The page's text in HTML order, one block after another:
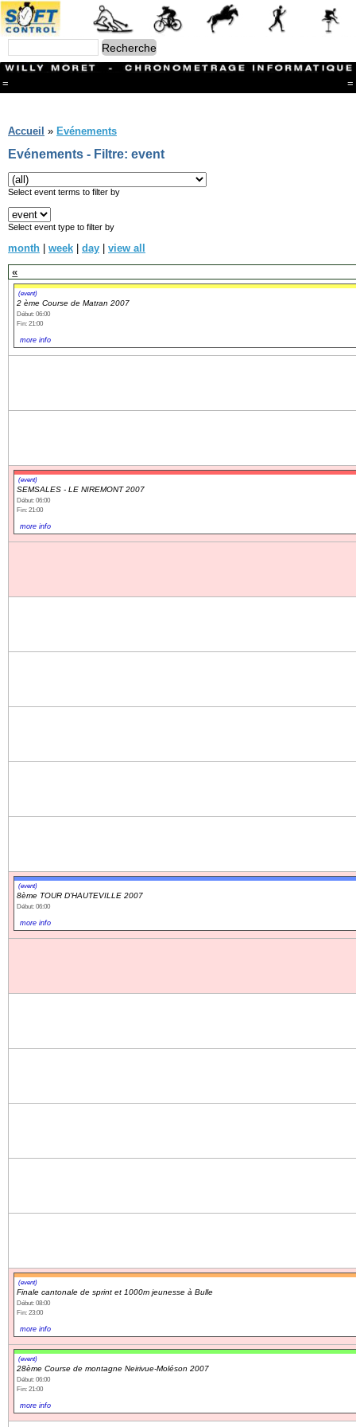
= =
Branches
CONTACT
Ski ALPIN
Triathlon
Ski Nordique
Courses à pieds
Athlétisme
Slalom In-Line
Caisse à savon
Coupe "Journal La Gruyère"
Hippisme
Marche
recherche
Ouverture de session
Mot de passe:
Accueil » Evénements
Evénements - Filtre: event
Select event terms to filter by
Select event type to filter by
month | week | day | view all
«
(event)
2 ème Course de Matran 2007
Début: 06:00
Fin: 21:00
more info
(event)
SEMSALES - LE NIREMONT 2007
Début: 06:00
Fin: 21:00
more info
(event)
8ème TOUR D'HAUTEVILLE 2007
Début: 06:00
more info
(event)
Finale cantonale de sprint et 1000m jeunesse à Bulle
Début: 08:00
Fin: 23:00
more info
(event)
28ème Course de montagne Neirivue-Moléson 2007
Début: 06:00
Fin: 21:00
more info